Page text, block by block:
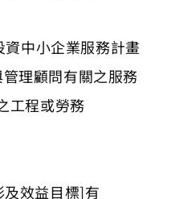
中小企業服務計畫
理顧問有關之服務
工程或勞務
效益目標]有